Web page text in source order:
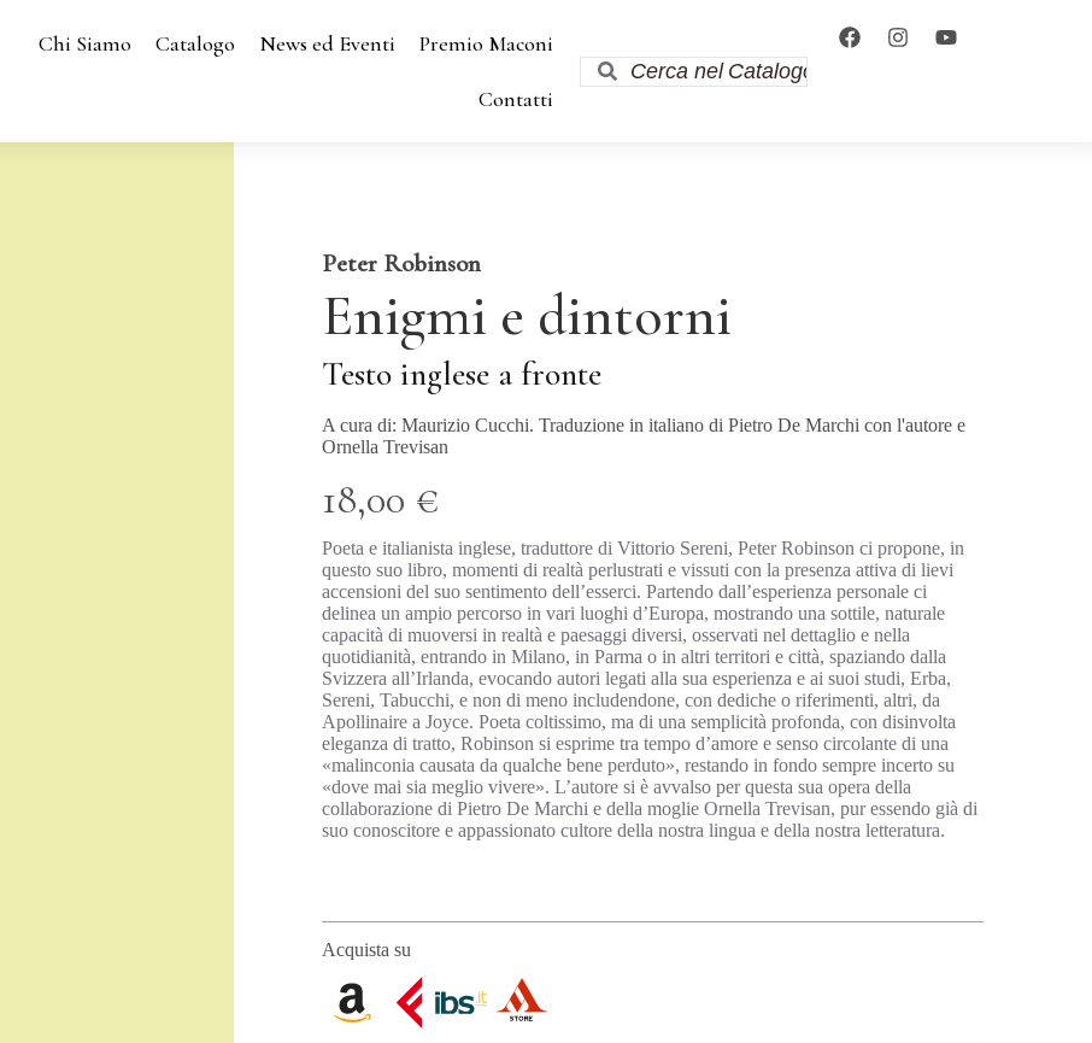
Chi Siamo Catalogo News ed Eventi Premio Maconi
Contatti
Peter Robinson
Enigmi e dintorni
Testo inglese a fronte
A cura di: Maurizio Cucchi. Traduzione in italiano di Pietro De Marchi con l'autore e
Ornella Trevisan
18,00 €
Poeta e italianista inglese, traduttore di Vittorio Sereni, Peter Robinson ci propone, in
questo suo libro, momenti di realtà perlustrati e vissuti con la presenza attiva di lievi
accensioni del suo sentimento dell’esserci. Partendo dall’esperienza personale ci
delinea un ampio percorso in vari luoghi d’Europa, mostrando una sottile, naturale
capacità di muoversi in realtà e paesaggi diversi, osservati nel dettaglio e nella
quotidianità, entrando in Milano, in Parma o in altri territori e città, spaziando dalla
Svizzera all’Irlanda, evocando autori legati alla sua esperienza e ai suoi studi, Erba,
Sereni, Tabucchi, e non di meno includendone, con dediche o riferimenti, altri, da
Apollinaire a Joyce. Poeta coltissimo, ma di una semplicità profonda, con disinvolta
eleganza di tratto, Robinson si esprime tra tempo d’amore e senso circolante di una
«malinconia causata da qualche bene perduto», restando in fondo sempre incerto su
«dove mai sia meglio vivere». L’autore si è avvalso per questa sua opera della
collaborazione di Pietro De Marchi e della moglie Ornella Trevisan, pur essendo già di
suo conoscitore e appassionato cultore della nostra lingua e della nostra letteratura.
Acquista su